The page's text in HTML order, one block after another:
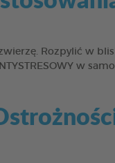
Rozpylić w
w